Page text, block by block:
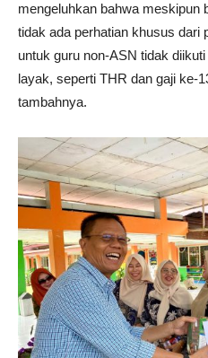
mengeluhkan bahwa meskipun
tidak ada perhatian khusus dari
untuk guru non-ASN tidak
layak, seperti THR dan gaji ke-
tambahnya.